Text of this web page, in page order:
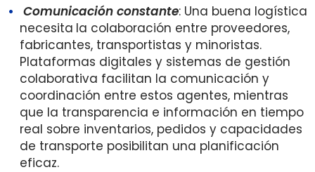
Comunicación constante: Una buena logística
necesita la colaboración entre proveedores,
fabricantes, transportistas y minoristas.
Plataformas digitales y sistemas de gestión
colaborativa facilitan la comunicación y
coordinación entre estos agentes, mientras
que la transparencia e información en tiempo
real sobre inventarios, pedidos y capacidades
de transporte posibilitan una planificación
eficaz.